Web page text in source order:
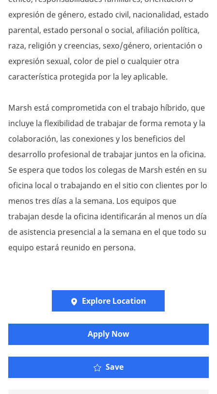
expresión de género, estado civil, nacionalidad, estado
parental, estado personal o social, afiliación política,
raza, religión y creencias, sexo/género, orientación o
expresión sexual, color de piel o cualquier otra
característica protegida por la ley aplicable.
Marsh está comprometida con el trabajo híbrido, que
incluye la flexibilidad de trabajar de forma remota y la
colaboración, las conexiones y los beneficios del
desarrollo profesional de trabajar juntos en la oficina.
Se espera que todos los colegas de Marsh estén en su
oficina local o trabajando en el sitio con clientes por lo
menos tres días a la semana. Los equipos que
trabajan desde la oficina identificarán al menos un día
de asistencia presencial a la semana en el que todo su
equipo estará reunido en persona.
Explore Location
​​​Apply Now
Save